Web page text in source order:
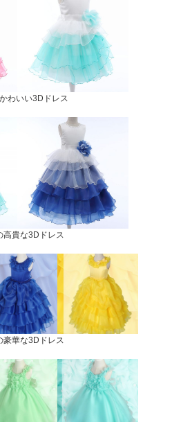
わいい3Dドレス
高貴な3Dドレス
豪華な3Dドレス